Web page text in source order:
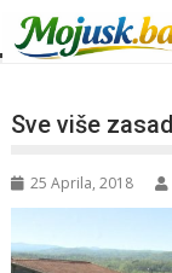
Sve više
25 Aprila, 2018